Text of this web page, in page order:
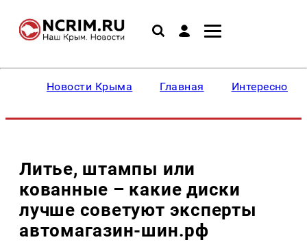
Новости Крыма Главная Интересное
Литье, штампы или
кованные – какие диски
лучше советуют эксперты
автомагазин-шин.рф